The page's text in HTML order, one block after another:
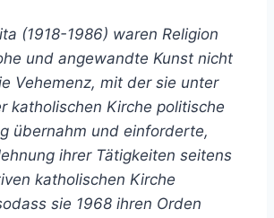
(1918-1986) waren Religion
und angewandte Kunst nicht
Vehemenz, mit der sie unter
katholischen Kirche politische
übernahm und einforderte,
ihrer Tätigkeiten seitens
katholischen Kirche
sie 1968 ihren Orden